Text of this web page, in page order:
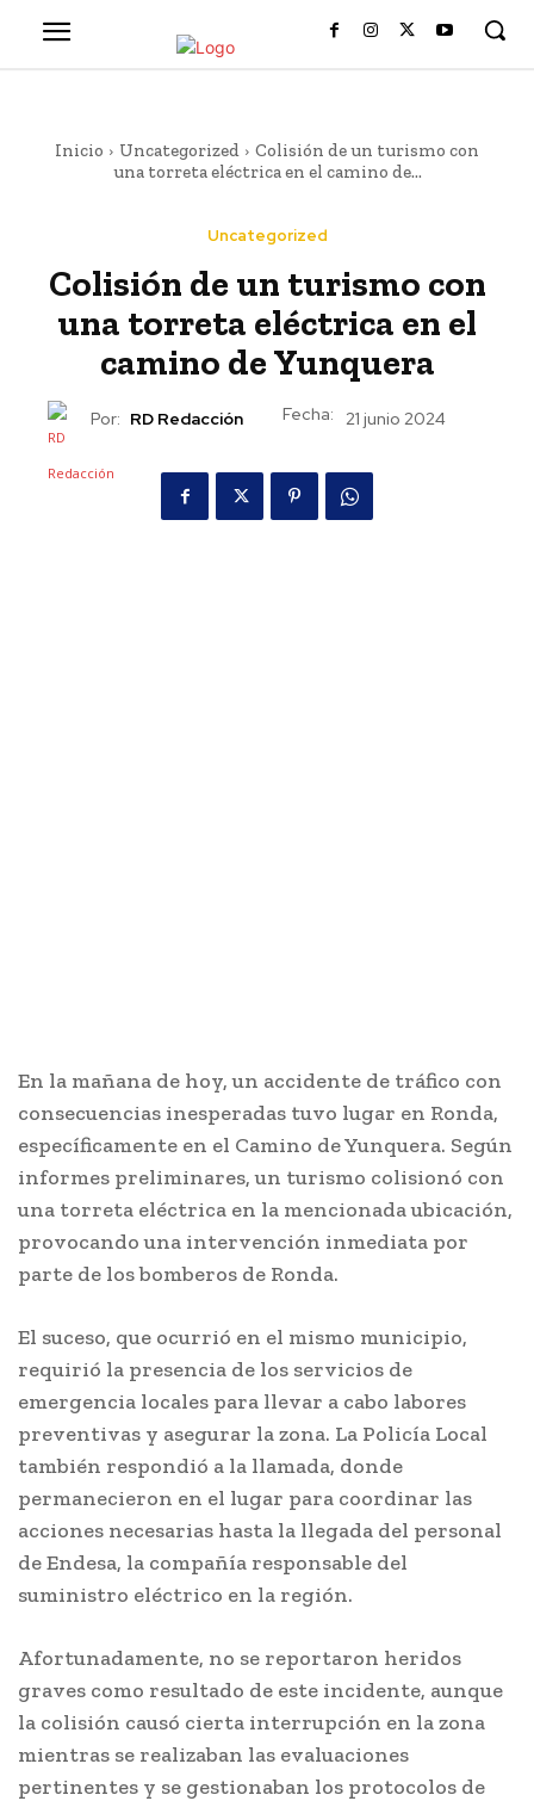
Inicio Uncategorized
Colisión de un turismo con
una torreta eléctrica en el camino de...
Uncategorized
Colisión de un turismo con
una torreta eléctrica en el
camino de Yunquera
Por: RD Redacción Fecha: 21 junio 2024
En la mañana de hoy, un accidente de tráfico con
consecuencias inesperadas tuvo lugar en Ronda,
específicamente en el Camino de Yunquera. Según
informes preliminares, un turismo colisionó con
una torreta eléctrica en la mencionada ubicación,
provocando una intervención inmediata por
parte de los bomberos de Ronda.
El suceso, que ocurrió en el mismo municipio,
requirió la presencia de los servicios de
emergencia locales para llevar a cabo labores
preventivas y asegurar la zona. La Policía Local
también respondió a la llamada, donde
permanecieron en el lugar para coordinar las
acciones necesarias hasta la llegada del personal
de Endesa, la compañía responsable del
suministro eléctrico en la región.
Afortunadamente, no se reportaron heridos
graves como resultado de este incidente, aunque
la colisión causó cierta interrupción en la zona
mientras se realizaban las evaluaciones
pertinentes y se gestionaban los protocolos de